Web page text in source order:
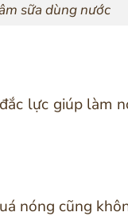
sữa dùng nước
lực giúp làm
nóng cũng